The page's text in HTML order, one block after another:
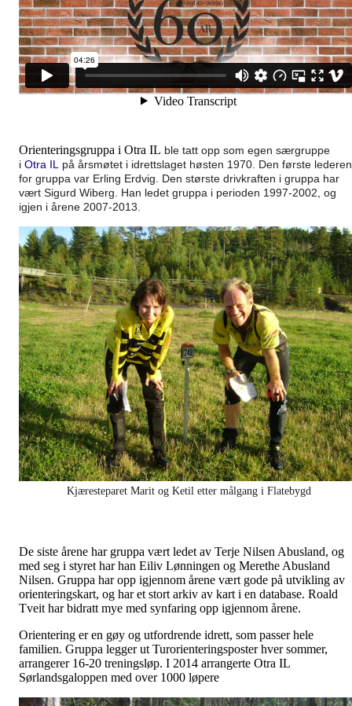
Orienteringsgruppa i Otra IL ble tatt opp som egen særgruppe
i Otra IL
på årsmøtet i idrettslaget høsten 1970. Den første lederen
for gruppa var Erling Erdvig . Den største drivkraften i gruppa har
vært Sigurd Wiberg.
Han ledet gruppa i perioden 1997-2002, og
igjen i årene 2007-2013.
Kjæresteparet Marit og Ketil etter målgang i Flatebygd
De siste årene har gruppa vært ledet av Terje Nilsen Abusland, og
med seg i styret har han Eiliv Lønningen og Merethe Abusland
Nilsen. Gruppa har opp igjennom årene vært gode på utvikling av
orienteringskart, og har et stort arkiv av kart i en database. Roald
Tveit har bidratt mye med synfaring opp igjennom årene.
Orientering er en gøy og utfordrende idrett, som passer hele
familien. Gruppa legger ut Turorienteringsposter hver sommer,
arrangerer 16-20 treningsløp. I 2014 arrangerte Otra IL
Sørlandsgaloppen med over 1000 løpere